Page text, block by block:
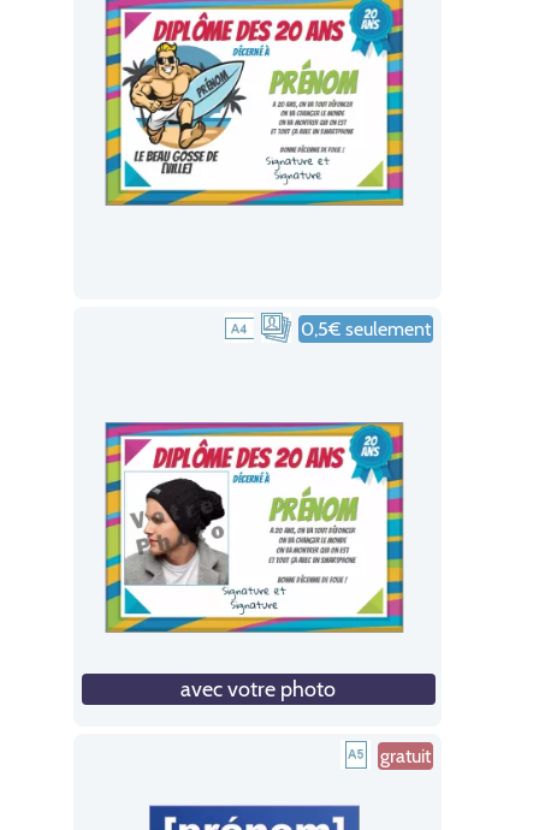
0,5€ seulement
avec votre photo
gratuit